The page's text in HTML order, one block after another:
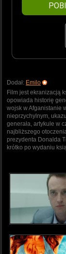
Dodał: Emilo
Film jest ekranizacją
opowiada historię
wojsk w Afganistanie
nieprzychylnym,
generała, artykule w
najbliższego
prezydenta Donalda
krótko po wydaniu